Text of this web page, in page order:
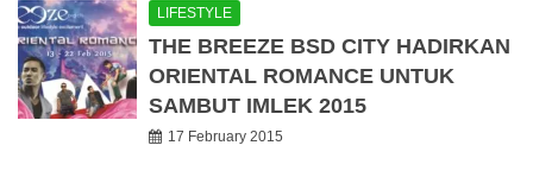
LIFESTYLE
THE BREEZE BSD CITY HADIRKAN
ORIENTAL ROMANCE UNTUK
SAMBUT IMLEK 2015
17 February 2015